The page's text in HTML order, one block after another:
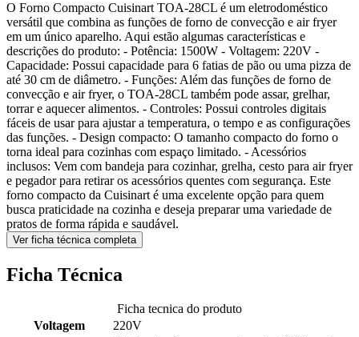
O Forno Compacto Cuisinart TOA-28CL é um eletrodoméstico
versátil que combina as funções de forno de convecção e air fryer
em um único aparelho. Aqui estão algumas características e
descrições do produto: - Potência: 1500W - Voltagem: 220V -
Capacidade: Possui capacidade para 6 fatias de pão ou uma pizza de
até 30 cm de diâmetro. - Funções: Além das funções de forno de
convecção e air fryer, o TOA-28CL também pode assar, grelhar,
torrar e aquecer alimentos. - Controles: Possui controles digitais
fáceis de usar para ajustar a temperatura, o tempo e as configurações
das funções. - Design compacto: O tamanho compacto do forno o
torna ideal para cozinhas com espaço limitado. - Acessórios
inclusos: Vem com bandeja para cozinhar, grelha, cesto para air fryer
e pegador para retirar os acessórios quentes com segurança. Este
forno compacto da Cuisinart é uma excelente opção para quem
busca praticidade na cozinha e deseja preparar uma variedade de
pratos de forma rápida e saudável.
Ver ficha técnica completa
Ficha Técnica
Ficha tecnica do produto
Voltagem
220V